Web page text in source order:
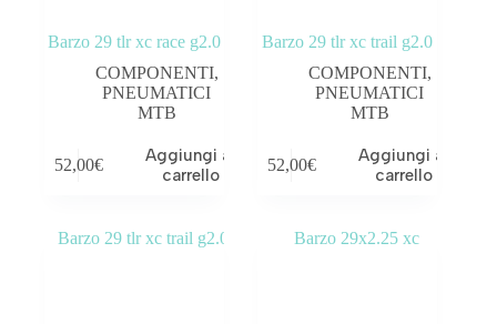
Barzo 29 tlr xc race g2.0
COMPONENTI,
PNEUMATICI
MTB
52,00€
Aggiungi al
carrello
Barzo 29 tlr xc trail g2.0
COMPONENTI,
PNEUMATICI
MTB
52,00€
Aggiungi al
carrello